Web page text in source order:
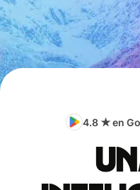
4.8 ★ en